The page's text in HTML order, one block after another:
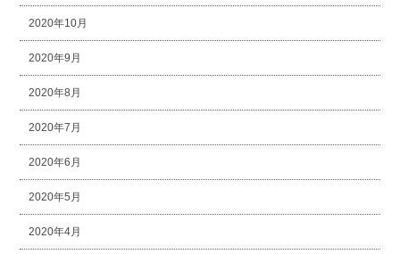
2020年10月
2020年9月
2020年8月
2020年7月
2020年6月
2020年5月
2020年4月